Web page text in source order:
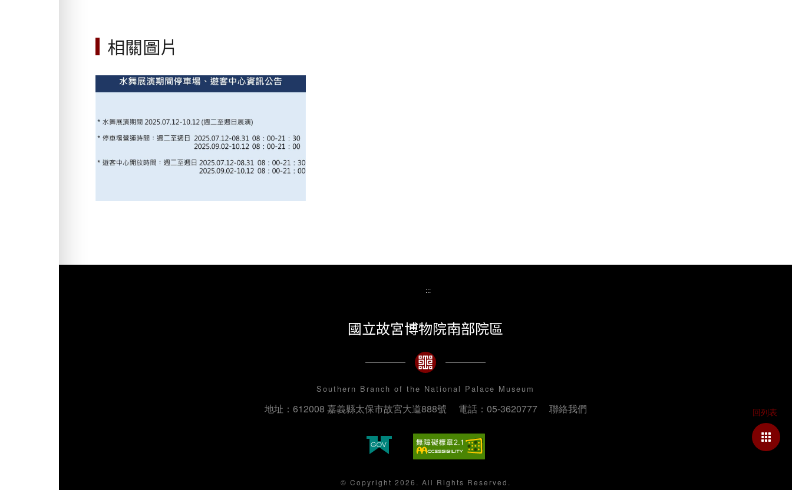
相關圖片
:::
國立故宮博物院南部院區
Southern Branch of the National Palace Museum
地址：612008 嘉義縣太保市故宮大道888號 電話：05-3620777 聯絡我們
© Copyright 2026. All Rights Reserved.